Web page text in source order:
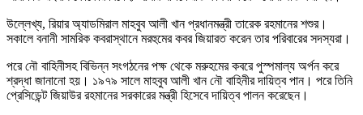
উল্লেখ্য, রিয়ার অ্যাডমিরাল মাহবুব আলী খান প্রধানমন্ত্রী তারেক রহমানের শশুর।
সকালে বনানী সামরিক কবরাস্থানে মরহুমের কবর জিয়ারত করেন তার পরিবারের সদস্যরা।
পরে নৌ বাহিনীসহ বিভিন্ন সংগঠনের পক্ষ থেকে মরুহমের কবরে পুস্পমাল্য অর্পন করে
শ্রদ্ধা জানানো হয়। ১৯৭৯ সালে মাহবুব আলী খান নৌ বাহিনীর দায়িত্ব পান। পরে তিনি
প্রেসিডেন্ট জিয়াউর রহমানের সরকারের মন্ত্রী হিসেবে দায়িত্ব পালন করেছেন।